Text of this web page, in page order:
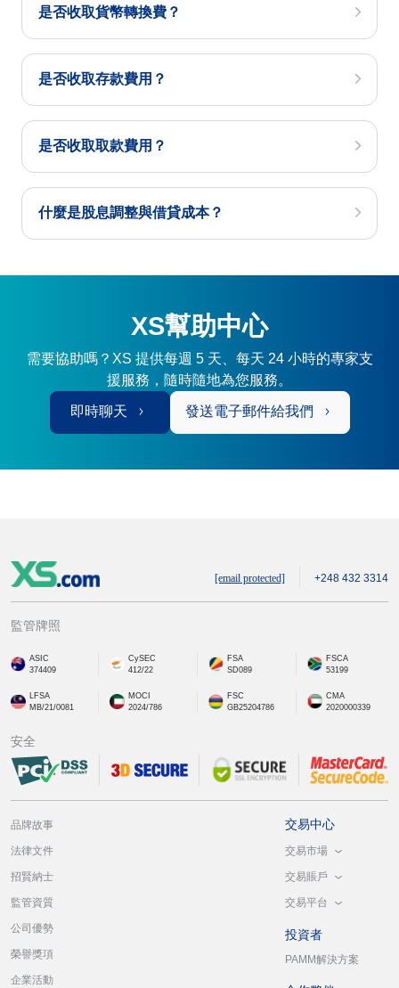
是否收取貨幣轉換費？
是否收取存款費用？
是否收取取款費用？
什麼是股息調整與借貸成本？
XS幫助中心
需要協助嗎？XS 提供每週 5 天、每天 24 小時的專家支
援服務，隨時隨地為您服務。
即時聊天 發送電子郵件給我們
[email protected] +248 432 3314
監管牌照
ASIC
374409
CySEC
412/22
FSA
SD089
FSCA
53199
LFSA
MB/21/0081
MOCI
2024/786
FSC
GB25204786
CMA
2020000339
安全
品牌故事
法律文件
招賢納士
監管資質
公司優勢
榮譽獎項
企業活動
交易中心
交易市場
交易賬戶
交易平台
投資者
PAMM解決方案